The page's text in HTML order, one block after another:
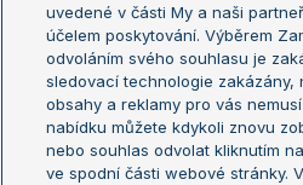
US
Turnaj
Aktualní trendy
Fotbalové přestupy
uvedené v části My a naši
účelem poskytování. Výběrem
odvoláním svého souhlasu je
sledovací technologie zakázány,
obsahy a reklamy pro vás
nabídku můžete kdykoli znovu
nebo souhlas odvolat kliknutím
ve spodní části webové stránky.